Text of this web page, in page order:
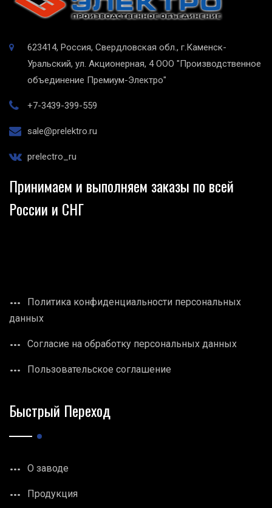
623414, Россия, Свердловская обл., г.Каменск-
Уральский, ул. Акционерная, 4 ООО "Производственное
объединение Премиум-Электро"
+7-3439-399-559
sale@prelektro.ru
prelectro_ru
Принимаем и выполняем заказы по всей
России и СНГ
Политика конфиденциальности персональных
данных
Согласие на обработку персональных данных
Пользовательское соглашение
Быстрый Переход
О заводе
Продукция